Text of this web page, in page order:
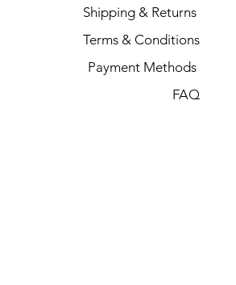
Shipping & Returns
Terms & Conditions
Payment Methods
FAQ